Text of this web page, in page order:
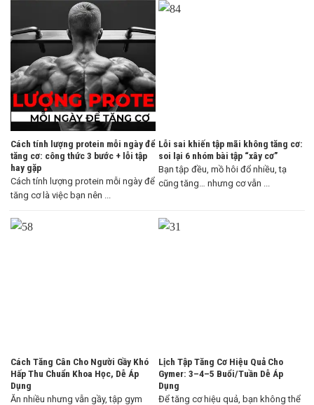
Cách tính lượng protein mỗi ngày để
tăng cơ: công thức 3 bước + lỗi tập
hay gặp
Cách tính lượng protein mỗi ngày để
tăng cơ là việc bạn nên ...
Lỗi sai khiến tập mãi không tăng cơ:
soi lại 6 nhóm bài tập “xây cơ”
Bạn tập đều, mồ hôi đổ nhiều, tạ
cũng tăng… nhưng cơ vẫn ...
Cách Tăng Cân Cho Người Gầy Khó
Hấp Thu Chuẩn Khoa Học, Dễ Áp
Dụng
Ăn nhiều nhưng vẫn gầy, tập gym
Lịch Tập Tăng Cơ Hiệu Quả Cho
Gymer: 3–4–5 Buổi/Tuần Dễ Áp
Dụng
Để tăng cơ hiệu quả, bạn không thể